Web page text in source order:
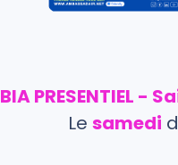
BIA PRESENTIEL -
Le samedi